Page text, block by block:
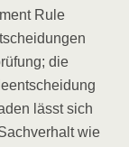
Rule
die
lässt sich
wie